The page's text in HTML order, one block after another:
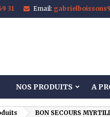
31 Email:
NOS PRODUITS A
BON SECOURS